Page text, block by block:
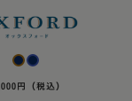
円（税込）